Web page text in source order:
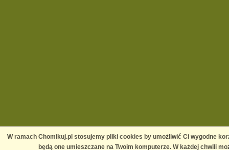
W ramach Chomikuj.pl stosujemy pliki cookies by umożliwić Ci wygodne
będą one umieszczane na Twoim komputerze. W każdej chwili